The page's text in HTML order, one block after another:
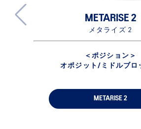
METARISE 2
メタライズ 2
＜ポジション＞
オポジット/ミドルブロ
METARISE 2